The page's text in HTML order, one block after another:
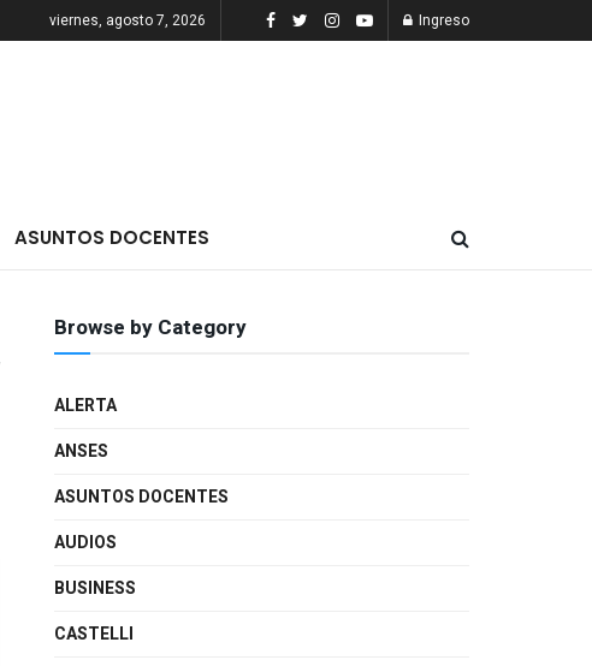
viernes, agosto 7, 2026 Ingreso
ASUNTOS DOCENTES
Browse by Category
ALERTA
ANSES
ASUNTOS DOCENTES
AUDIOS
BUSINESS
CASTELLI